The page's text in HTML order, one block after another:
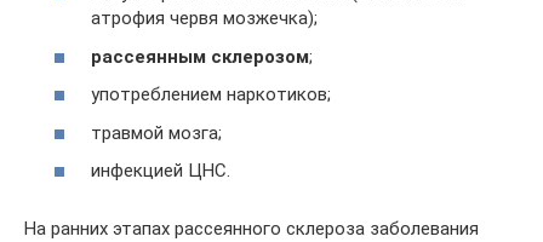
атрофия червя мозжечка);
рассеянным склерозом;
употреблением наркотиков;
травмой мозга;
инфекцией ЦНС.
На ранних этапах рассеянного склероза заболевания